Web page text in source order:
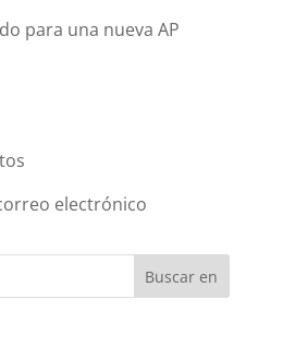
para una nueva AP
electrónico